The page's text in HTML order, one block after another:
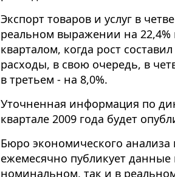
Экспорт товаров и услуг в
реальном выражении на
кварталом, когда рост
расходы, в свою очередь, в
в третьем - на 8,0%.
Уточненная информация по
квартале 2009 года будет
Бюро экономического
ежемесячно публикует
номинальном, так и в